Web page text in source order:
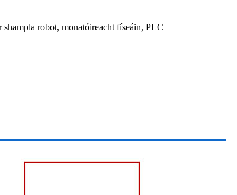
robot, monatóireacht físeáin, PLC